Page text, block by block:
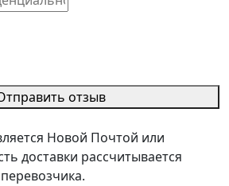
отзыв
Новой Почтой или
доставки рассчитывается